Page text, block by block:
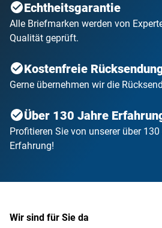
Echtheitsgarantie
Alle Briefmarken werden von
Qualität geprüft.
Kostenfreie
Gerne übernehmen wir die
Über 130 Jahre
Profitieren Sie von unserer über
Erfahrung!
Wir sind für Sie da